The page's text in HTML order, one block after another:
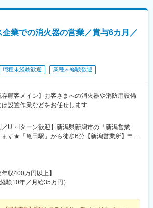
業での消火器の営業／賞与6カ月／
職種未経験歓迎 業種未経験歓迎
存顧客メイン】お客さまへの消火器や消防用設備
設置作業などをお任せします
／U・Iターン歓迎】新潟県新潟市の「新潟営業
ます★「亀田駅」から徒歩6分【新潟営業所】〒
新潟市江南区亀田向陽2丁目12-5＜アクセス＞
歩6分★転勤は選択制総合職（転居を伴う異動の
能です。※受動喫煙対策：あり（敷地内分煙）
年収400万円以上】
験10年／月給35万円）